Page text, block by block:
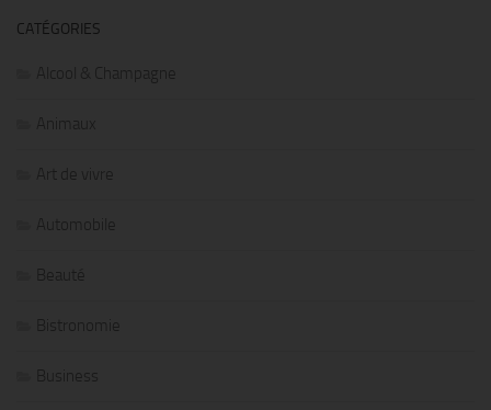
CATÉGORIES
Alcool & Champagne
Animaux
Art de vivre
Automobile
Beauté
Bistronomie
Business